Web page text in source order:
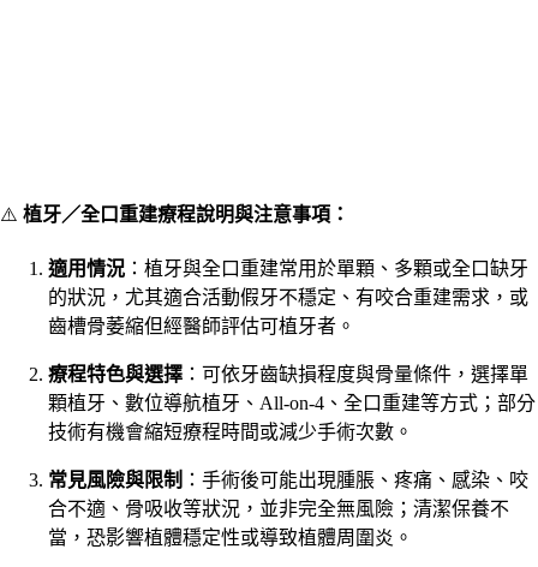
⚠️ 植牙／全口重建療程說明與注意事項：
適用情況 ：植牙與全口重建常用於單顆、多顆或全口缺牙
的狀況，尤其適合活動假牙不穩定、有咬合重建需求，或
齒槽骨萎縮但經醫師評估可植牙者。
療程特色與選擇 ：可依牙齒缺損程度與骨量條件，選擇單
顆植牙、數位導航植牙、All-on-4、全口重建等方式；部分
技術有機會縮短療程時間或減少手術次數。
常見風險與限制 ：手術後可能出現腫脹、疼痛、感染、咬
合不適、骨吸收等狀況，並非完全無風險；清潔保養不
當，恐影響植體穩定性或導致植體周圍炎。